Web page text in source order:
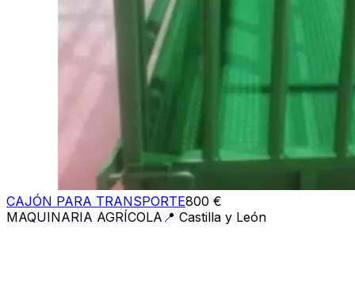
CAJÓN PARA TRANSPORTE800 €
MAQUINARIA AGRÍCOLA 📍 Castilla y León